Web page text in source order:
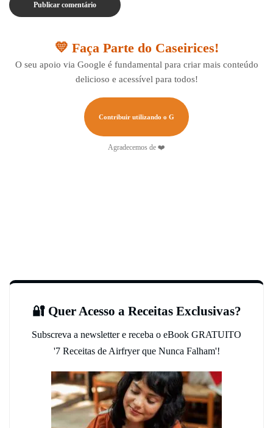
💛 Faça Parte do Caseirices!
O seu apoio via Google é fundamental para criar mais conteúdo
delicioso e acessível para todos!
Contribuir utilizando o G
Agradecemos de ❤️
🔐 Quer Acesso a Receitas Exclusivas?
Subscreva a newsletter e receba o eBook GRATUITO
'7 Receitas de Airfryer que Nunca Falham'!